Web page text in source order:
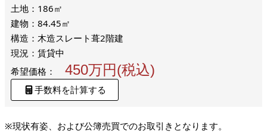
土地：186㎡
建物：84.45㎡
構造：木造スレート葺2階建
現況：賃貸中
希望価格：
450万円(税込)
手数料を計算する
※現状有姿、および公簿売買でのお取引きとなります。